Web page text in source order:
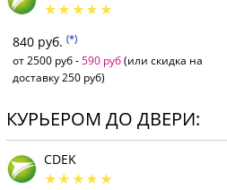
840 руб. (*)
от 2500 руб -590 руб(или скидка на
доставку 250 руб)
КУРЬЕРОМ ДО ДВЕРИ:
CDEK